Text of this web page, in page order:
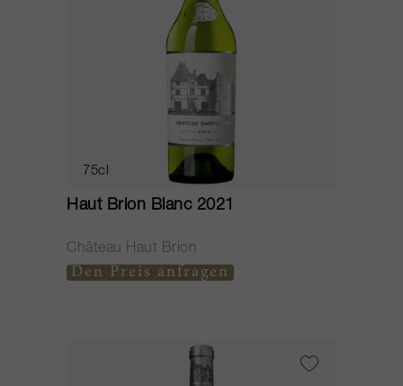
75cl
Haut Brion Blanc 2021
Château Haut Brion
Den Preis anfragen